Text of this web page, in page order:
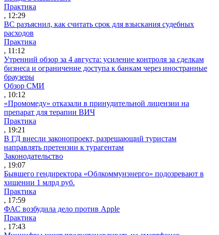
Практика
, 12:29
ВС разъяснил, как считать срок для взыскания судебных
расходов
Практика
, 11:12
Утренний обзор за 4 августа: усиление контроля за сделкам
бизнеса и ограничение доступа к банкам через иностранные
браузеры
Обзор СМИ
, 10:12
«Промомеду» отказали в принудительной лицензии на
препарат для терапии ВИЧ
Практика
, 19:21
В ГД внесли законопроект, разрешающий туристам
направлять претензии к турагентам
Законодательство
, 19:07
Бывшего гендиректора «Облкоммунэнерго» подозревают в
хищении 1 млрд руб.
Практика
, 17:59
ФАС возбудила дело против Apple
Практика
, 17:43